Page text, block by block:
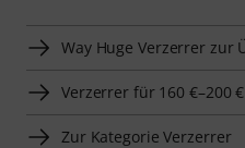
Way Huge Verzerrer zur
Verzerrer für 160 €–200
Zur Kategorie Verzerrer